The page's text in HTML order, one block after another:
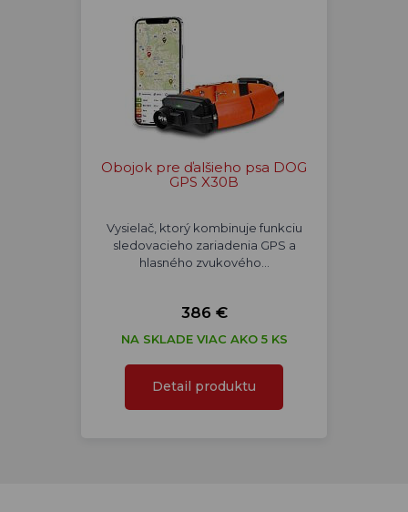
Obojok pre ďalšieho psa DOG
GPS X30B
Vysielač, ktorý kombinuje funkciu
sledovacieho zariadenia GPS a
hlasného zvukového…
386 €
NA SKLADE VIAC AKO 5 KS
Detail produktu